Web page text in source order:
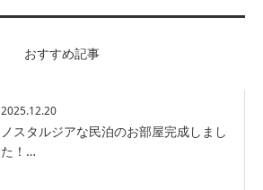
おすすめ記事
2025.12.20
ノスタルジアな民泊のお部屋完成しまし
た！…